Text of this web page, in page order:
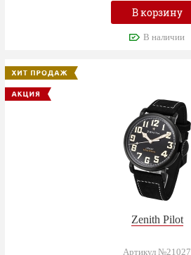
В корзину
В наличии
Zenith Pilot
Артикул №21027